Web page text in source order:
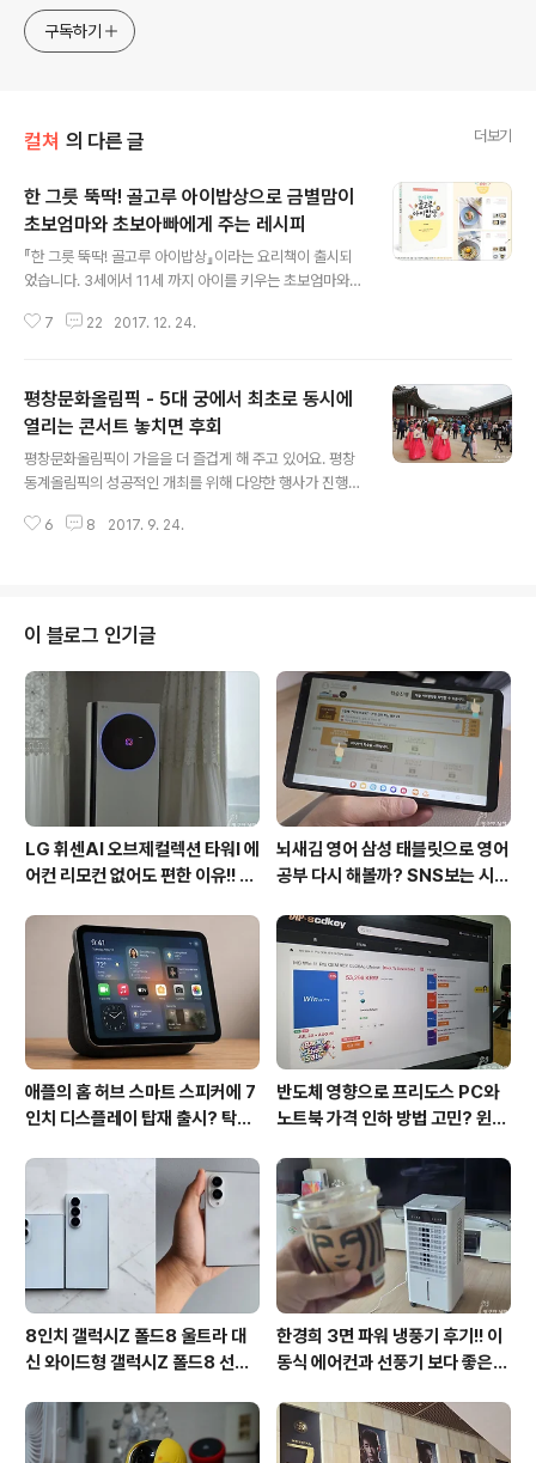
구독하기
컬쳐 의 다른 글 더보기
한 그릇 뚝딱! 골고루 아이밥상으로 금별맘이
초보엄마와 초보아빠에게 주는 레시피
『한 그릇 뚝딱! 골고루 아이밥상』이라는 요리책이 출시되
었습니다. 3세에서 11세 까지 아이를 키우는 초보엄마와
습니다. 금별맘의 『한 그릇 뚝딱! 골고루 아이밥상』을 소개
고 두번째 인쇄에 들어갔다는 말에 다시 보게 되더라구요.
물론 이번에 처음 책을 출간했던 것은 아니구요. 『직장인 1
0분 도시락』을 출간해 많은 사랑을 받았던 이력이 있답니
다. 우리 주변에는 금별맘님처럼 묵묵히 그리고 열심히 사
정도로 기억이 잘 나지는 않지만 결혼하고 아이들이 태어
7 22 2017. 12. 24.
평창문화올림픽 - 5대 궁에서 최초로 동시에
열리는 콘서트 놓치면 후회
평창문화올림픽이 가을을 더 즐겁게 해 주고 있어요. 평창
동계올림픽의 성공적인 개최를 위해 다양한 행사가 진행되
경희궁)에서 전통국악, 재즈, 그리고 어쿠스틱밴드 등 다양
함께 즐길 수 있는 축제가 되고 있어 기분이 좋았습니다. 아
침에는 비가 올 것 같아 살짝 걱정을 했지만 낮에는 날씨가
좋아 즐거운 시간을 보냈어요. 그럼 경복궁의 심쿵심쿵콘
서트를 소개해 볼께요. 점심을 간단히 먹고 경복궁을 찾았
는데요. 여행하기 좋은 가을이라 그런지 외국인들이 많이
보였어요. 평창올림픽을 앞두고 ..
6 8 2017. 9. 24.
이 블로그 인기글
LG 휘센AI 오브제컬렉션 타워I 에
어컨 리모컨 없어도 편한 이유!! 7
후기
뇌새김 영어 삼성 태블릿으로 영어
공부 다시 해볼까? SNS보는 시간
애플의 홈 허브 스마트 스피커에 7
인치 디스플레이 탑재 출시? 탁상
체제 적용!!
반도체 영향으로 프리도스 PC와
노트북 가격 인하 방법 고민? 윈도
방법?(feat. vip-scdkeys)
8인치 갤럭시Z 폴드8 울트라 대
신 와이드형 갤럭시Z 폴드8 선
이 미제공!!
한경희 3면 파워 냉풍기 후기!! 이
동식 에어컨과 선풍기 보다 좋은